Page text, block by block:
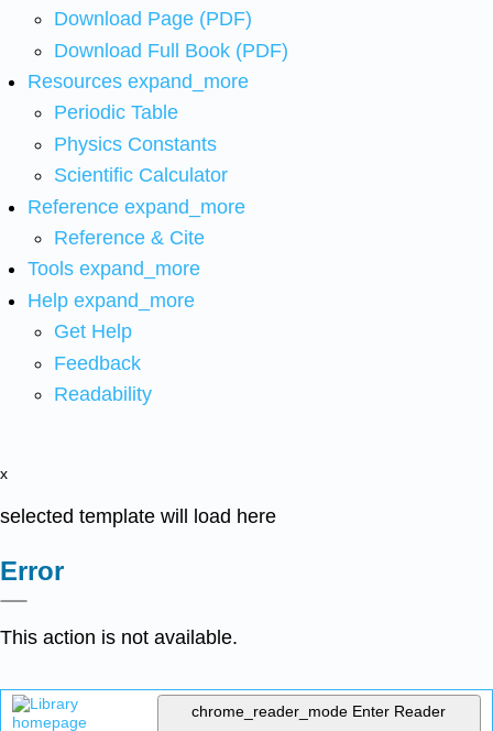
Download Page (PDF)
Download Full Book (PDF)
Resources expand_more
Periodic Table
Physics Constants
Scientific Calculator
Reference expand_more
Reference & Cite
Tools expand_more
Help expand_more
Get Help
Feedback
Readability
x
selected template will load here
Error
This action is not available.
chrome_reader_mode Enter Reader